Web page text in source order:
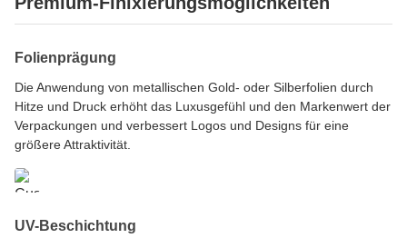
Folienprägung
Die Anwendung von metallischen Gold- oder Silberfolien durch
Hitze und Druck erhöht das Luxusgefühl und den Markenwert der
Verpackungen und verbessert Logos und Designs für eine
größere Attraktivität.
UV-Beschichtung